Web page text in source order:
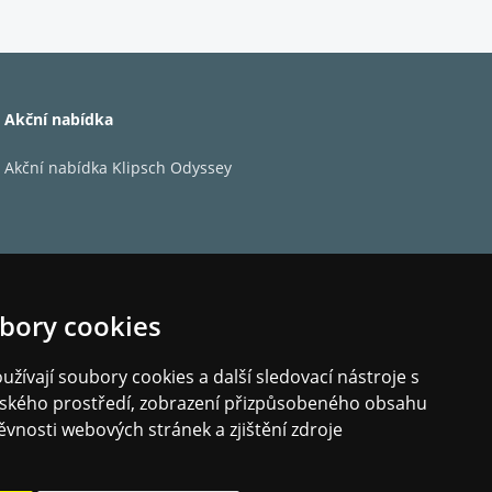
cookies
soubory cookies a další sledovací nástroje s
prostředí, zobrazení přizpůsobeného obsahu
webových stránek a zjištění zdroje
BluOS včetně TIDAL, Spotify, Deezer a tisíců
Ready
Akční nabídka
Akční nabídka Klipsch Odyssey